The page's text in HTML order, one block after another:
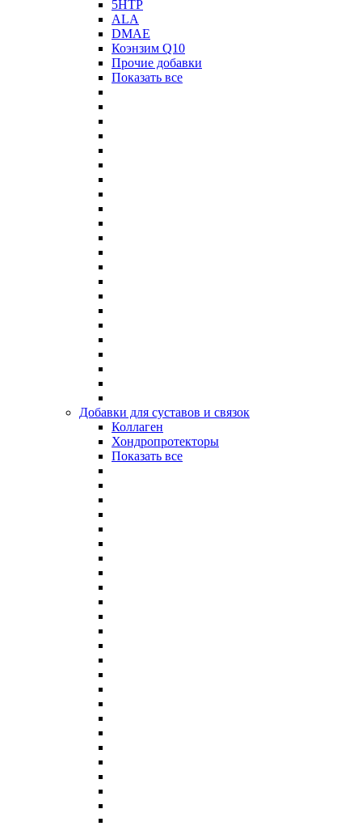
5HTP
ALA
DMAE
Коэнзим Q10
Прочие добавки
Показать все
Добавки для суставов и связок
Коллаген
Хондропротекторы
Показать все